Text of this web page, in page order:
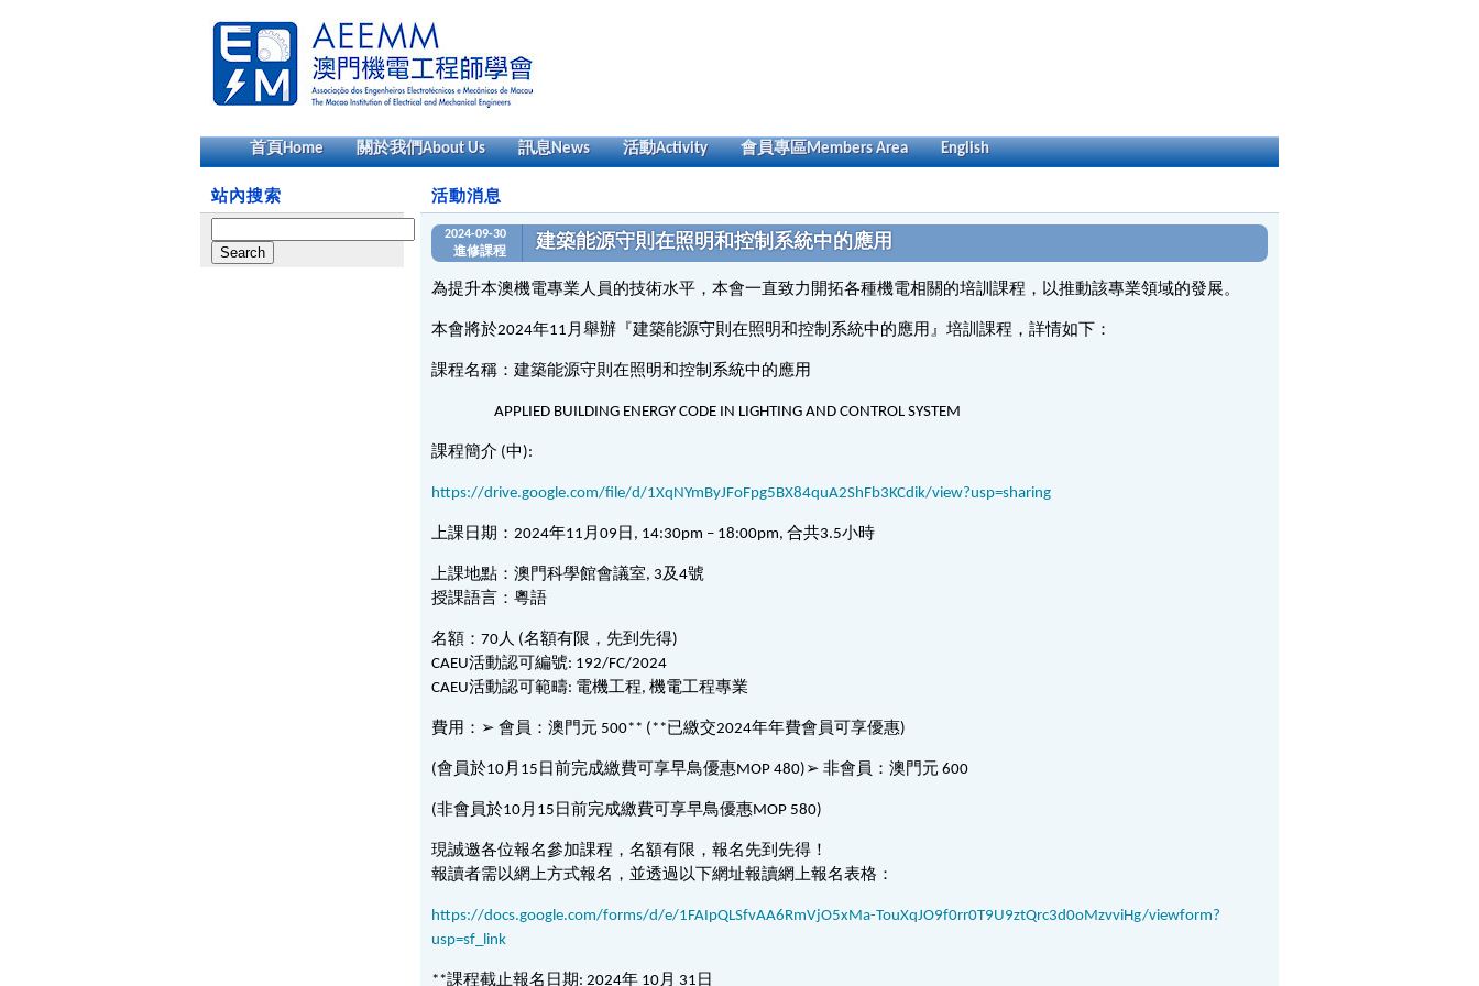
首頁Home 關於我們About Us 訊息News 活動Activity 會員專區Members Area English
站內搜索
for:
活動消息
2024-09-30
進修課程
建築能源守則在照明和控制系統中的應用
為提升本澳機電專業人員的技術水平，本會一直致力開拓各種機電相關的培訓課程，以推動該專業領域的發展。
本會將於2024年11月舉辦『建築能源守則在照明和控制系統中的應用』培訓課程，詳情如下：
課程名稱：建築能源守則在照明和控制系統中的應用
APPLIED BUILDING ENERGY CODE IN LIGHTING AND CONTROL SYSTEM
課程簡介 (中):
https://drive.google.com/file/d/1XqNYmByJFoFpg5BX84quA2ShFb3KCdik/view?usp=sharing
上課日期：2024年11月09日, 14:30pm – 18:00pm, 合共3.5小時
上課地點：澳門科學館會議室, 3及4號
授課語言：粵語
名額：70人 (名額有限，先到先得)
CAEU活動認可編號: 192/FC/2024
CAEU活動認可範疇: 電機工程, 機電工程專業
費用：➢ 會員：澳門元 500** (**已繳交2024年年費會員可享優惠)
(會員於10月15日前完成繳費可享早鳥優惠MOP 480)➢ 非會員：澳門元 600
(非會員於10月15日前完成繳費可享早鳥優惠MOP 580)
現誠邀各位報名參加課程，名額有限，報名先到先得！
報讀者需以網上方式報名，並透過以下網址報讀網上報名表格：
https://docs.google.com/forms/d/e/1FAIpQLSfvAA6RmVjO5xMa-TouXqJO9f0rr0T9U9ztQrc3d0oMzvviHg/viewform?
usp=sf_link
**課程截止報名日期: 2024年 10月 31日